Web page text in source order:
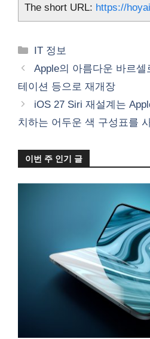
The short URL: https://
카
테
리
IT 정보
Apple의 아름다운 바르
테이션 등으로 재개장
iOS 27 Siri 재설계는
치하는 어두운 색 구성표를
이번 주 인기 글